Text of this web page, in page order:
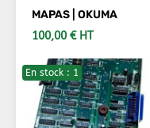
OKUMA E4809-032-
MAPAS | OKUMA
100,00 € HT
AÑADIR AL CARRITO
En stock : 1